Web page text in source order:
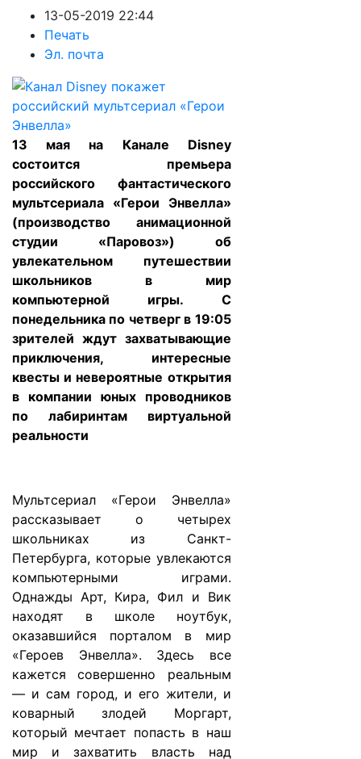
13-05-2019 22:44
Печать
Эл. почта
13 мая на Канале Disney
состоится премьера
российского фантастического
мультсериала «Герои Энвелла»
(производство анимационной
студии «Паровоз») об
увлекательном путешествии
школьников в мир
компьютерной игры. C
понедельника по четверг в 19:05
зрителей ждут захватывающие
приключения, интересные
квесты и невероятные открытия
в компании юных проводников
по лабиринтам виртуальной
реальности
Мультсериал «Герои Энвелла»
рассказывает о четырех
школьниках из Санкт-
Петербурга, которые увлекаются
компьютерными играми.
Однажды Арт, Кира, Фил и Вик
находят в школе ноутбук,
оказавшийся порталом в мир
«Героев Энвелла». Здесь все
кажется совершенно реальным
— и сам город, и его жители, и
коварный злодей Моргарт,
который мечтает попасть в наш
мир и захватить власть над